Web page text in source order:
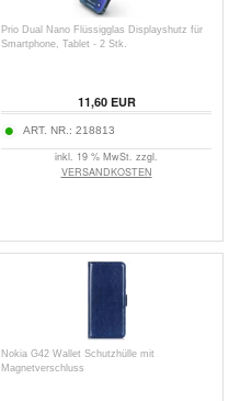
Prio Dual Nano Flüssigglas Displayshutz für
Smartphone, Tablet - 2 Stk.
11,60EUR
ART. NR.: 218813
inkl. 19 % MwSt. zzgl.
VERSANDKOSTEN
Nokia G42 Wallet Schutzhülle mit
Magnetverschluss